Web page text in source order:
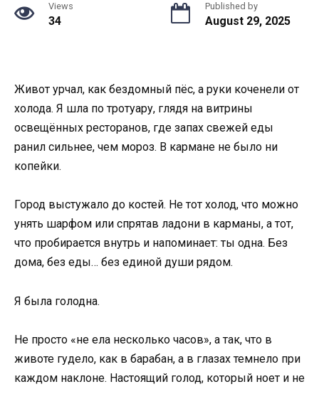
Views
34
Published by
August 29, 2025
Живот урчал, как бездомный пёс, а руки коченели от
холода. Я шла по тротуару, глядя на витрины
освещённых ресторанов, где запах свежей еды
ранил сильнее, чем мороз. В кармане не было ни
копейки.
Город выстужало до костей. Не тот холод, что можно
унять шарфом или спрятав ладони в карманы, а тот,
что пробирается внутрь и напоминает: ты одна. Без
дома, без еды… без единой души рядом.
Я была голодна.
Не просто «не ела несколько часов», а так, что в
животе гудело, как в барабан, а в глазах темнело при
каждом наклоне. Настоящий голод, который ноет и не